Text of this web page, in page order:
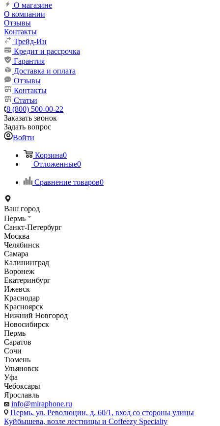
О магазине
О компании
Отзывы
Контакты
Трейд-Ин
Кредит и рассрочка
Гарантия
Доставка и оплата
Отзывы
Контакты
Статьи
8 (800) 500-00-22
Заказать звонок
Задать вопрос
Войти
Корзина0
Отложенные0
Сравнение товаров0
Ваш город
Пермь
Санкт-Петербург
Москва
Челябинск
Самара
Калининград
Воронеж
Екатеринбург
Ижевск
Краснодар
Красноярск
Нижний Новгород
Новосибирск
Пермь
Саратов
Сочи
Тюмень
Ульяновск
Уфа
Чебоксары
Ярославль
info@miraphone.ru
Пермь, ул. Революции, д. 60/1, вход со стороны улицы
Куйбышева, возле лестницы и Coffeezy Specialty